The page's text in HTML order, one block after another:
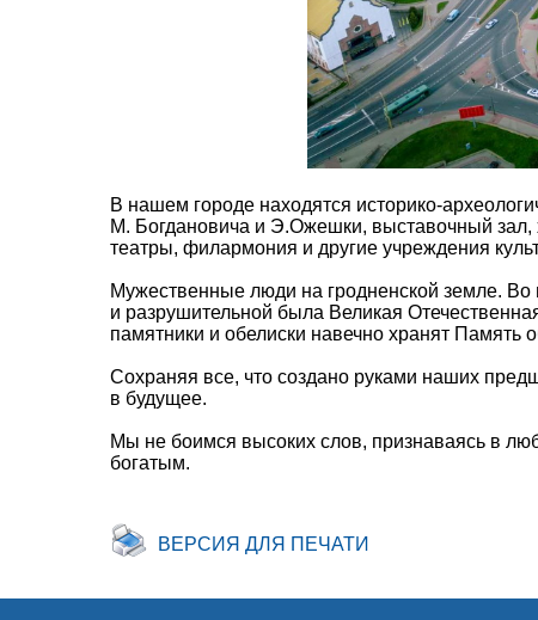
В нашем городе находятся историко-
М. Богдановича и Э.Ожешки, выставочный зал,
театры, филармония и другие учреждения
Мужественные люди на гродненской земле.
и разрушительной была Великая
памятники и обелиски навечно хранят Память
Сохраняя все, что создано руками наших
в будущее.
Мы не боимся высоких слов, признаваясь в
богатым.
ВЕРСИЯ ДЛЯ ПЕЧАТИ